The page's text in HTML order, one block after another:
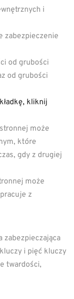
i
zabezpieczenie
od grubości
od grubości
kliknij
może
które
gdy z drugiej
może
z
zabezpieczająca
i pięć kluczy
twardości,